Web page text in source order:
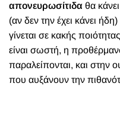
απονευρωσίτιδα θα
(αν δεν την έχει κάνει
γίνεται σε κακής
είναι σωστή, η
παραλείπονται, και στην
που αυξάνουν την